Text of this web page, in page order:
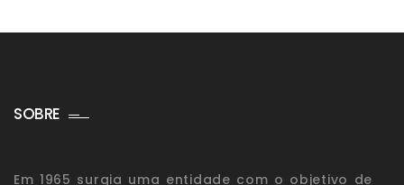
SOBRE
Em 1965 surgia uma entidade com o objetivo de